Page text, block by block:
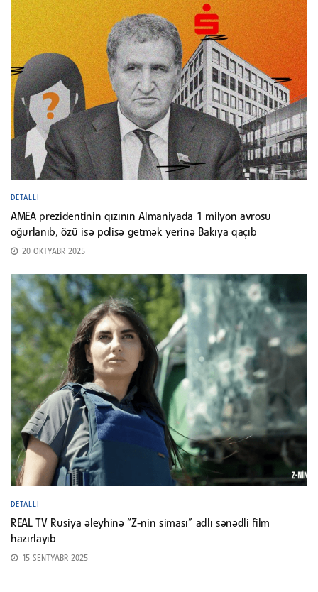
DETALLI
AMEA prezidentinin qızının Almaniyada 1 milyon avrosu
oğurlanıb, özü isə polisə getmək yerinə Bakıya qaçıb
20 OKTYABR 2025
DETALLI
REAL TV Rusiya əleyhinə “Z-nin siması” adlı sənədli film
hazırlayıb
15 SENTYABR 2025